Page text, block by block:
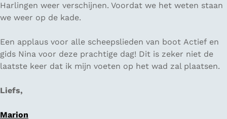
Harlingen weer verschijnen. Voordat we het weten staan
we weer op de kade.
Een applaus voor alle scheepslieden van boot Actief en
gids Nina voor deze prachtige dag! Dit is zeker niet de
laatste keer dat ik mijn voeten op het wad zal plaatsen.
Liefs,
Marion